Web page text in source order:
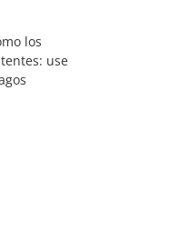
los
use